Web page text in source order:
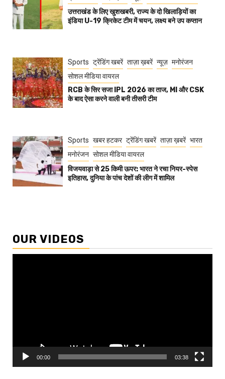
उत्तराखंड के लिए खुशखबरी, राज्य के दो खिलाड़ियों का
इंडिया U-19 क्रिकेट टीम में चयन, लक्ष्य बने उप कप्तान
Sports ट्रेंडिंग खबरें ताज़ा ख़बरें न्यूज़ मनोरंजन
सोशल मीडिया वायरल
RCB के सिर सजा IPL 2026 का ताज, MI और CSK
के बाद ऐसा करने वाली बनी तीसरी टीम
Sports खबर हटकर ट्रेंडिंग खबरें ताज़ा ख़बरें भारत
मनोरंजन सोशल मीडिया वायरल
विजयवाड़ा से 25 किमी ऊपर: भारत ने रचा नियर-स्पेस
इतिहास, दुनिया के पांच देशों की लीग में शामिल
OUR VIDEOS
00:00 03:38